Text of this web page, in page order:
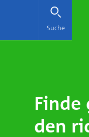
Suche
Finde
den